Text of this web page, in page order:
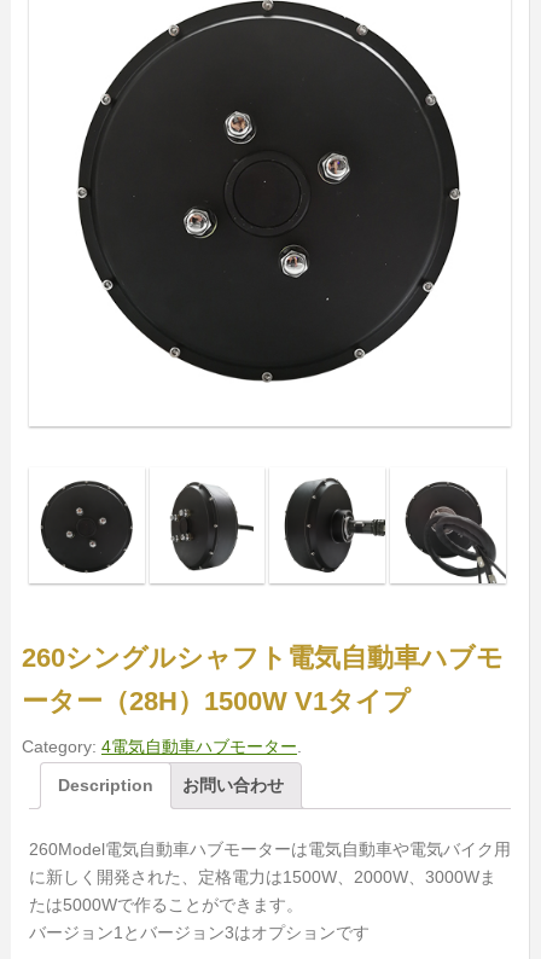
260シングルシャフト電気自動車ハブモ
ーター（28H）1500W V1タイプ
Category: 4電気自動車ハブモーター
Description
お問い合わせ
260Model電気自動車ハブモーターは電気自動車や電気バイク用
に新しく開発された、定格電力は1500W、2000W、3000Wま
たは5000Wで作ることができます。
バージョン1とバージョン3はオプションです